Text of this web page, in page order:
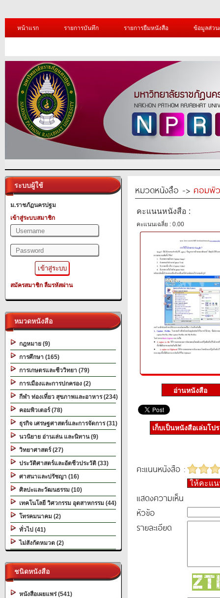
หน้าแรก รายการบันทึก รายการยืมหนังสือ ข้อมูลส่ว
ระบบผู้ใช้
ม.ราชภัฏนครปฐม
เข้าสู่ระบบสมาชิก
สมัครสมาชิก ลืมรหัสผ่าน
หมวดหนังสือ
กฎหมาย (9)
การศึกษา (165)
การเกษตรและชีววิทยา (79)
การเมืองและการปกครอง (2)
กีฬา ท่องเที่ยว สุขภาพและอาหาร (234)
คอมพิวเตอร์ (78)
ธุรกิจ เศรษฐศาสตร์และการจัดการ (31)
นวนิยาย อ่านเล่น และนิทาน (9)
วิทยาศาสตร์ (27)
ประวัติศาสตร์และอัตชีวประวัติ (33)
ศาสนาและปรัชญา (16)
ศิลปะและวัฒนธรรม (10)
เทคโนโลยี วิศวกรรม อุตสาหกรรม (44)
โทรคมนาคม (2)
ทั่วไป (41)
ไม่สังกัดหมวด (2)
ชนิดหนังสือ
หนังสือเผยแพร่ (541)
หมวดหนังสือ -> คอมพิ
คะแนนหนังสือ :
คะแนนเฉลี่ย : 0.00
เก็บเป็นหนังสือเล่มโป
คะแนนหนังสือ :
ให้คะแ
แสดงความเห็น
หัวข้อ
รายละเอียด